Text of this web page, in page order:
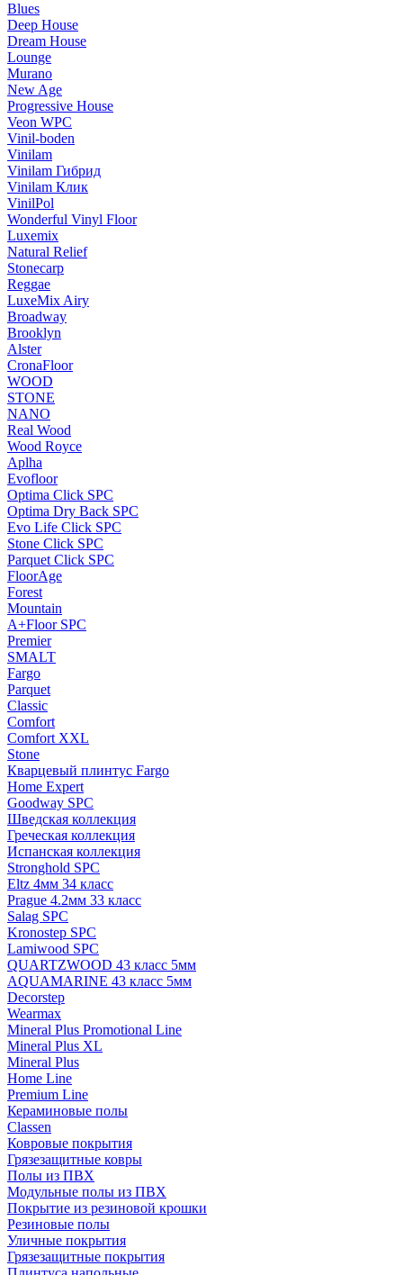
Blues
Deep House
Dream House
Lounge
Murano
New Age
Progressive House
Veon WPC
Vinil-boden
Vinilam
Vinilam Гибрид
Vinilam Клик
VinilPol
Wonderful Vinyl Floor
Luxemix
Natural Relief
Stonecarp
Reggae
LuxeMix Airy
Broadway
Brooklyn
Alster
CronaFloor
WOOD
STONE
NANO
Real Wood
Wood Royce
Aplha
Evofloor
Optima Click SPC
Optima Dry Back SPC
Evo Life Click SPC
Stone Click SPC
Parquet Click SPC
FloorAge
Forest
Mountain
A+Floor SPC
Premier
SMALT
Fargo
Parquet
Classic
Comfort
Comfort XXL
Stone
Кварцевый плинтус Fargo
Home Expert
Goodway SPC
Шведская коллекция
Греческая коллекция
Испанская коллекция
Stronghold SPC
Eltz 4мм 34 класс
Prague 4.2мм 33 класс
Salag SPC
Kronostep SPC
Lamiwood SPC
QUARTZWOOD 43 класс 5мм
AQUAMARINE 43 класс 5мм
Decorstep
Wearmax
Mineral Plus Promotional Line
Mineral Plus XL
Mineral Plus
Home Line
Premium Line
Кераминовые полы
Classen
Ковровые покрытия
Грязезащитные ковры
Полы из ПВХ
Модульные полы из ПВХ
Покрытие из резиновой крошки
Резиновые полы
Уличные покрытия
Грязезащитные покрытия